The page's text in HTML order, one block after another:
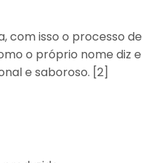
com isso o processo de
o próprio nome diz e
e saboroso. [2]